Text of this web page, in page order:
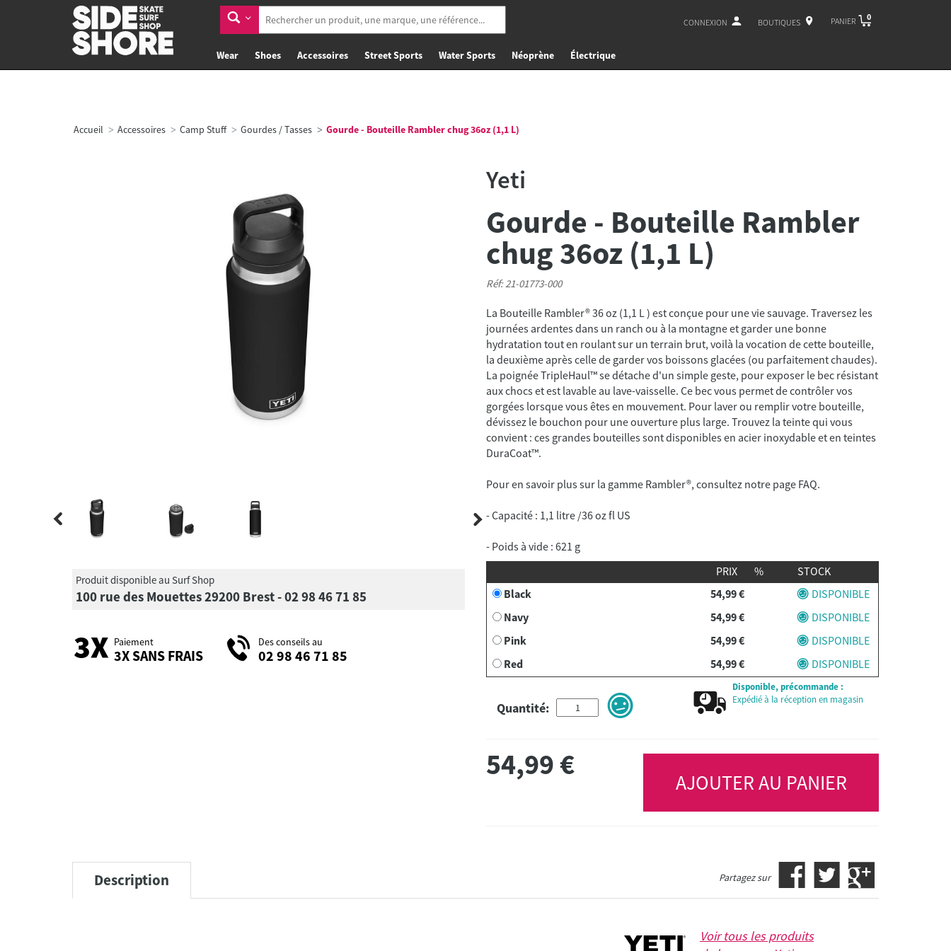
CONNEXION BOUTIQUES PANIER 0
Wear Shoes Accessoires Street Sports Water Sports Néoprène Électrique
Accueil Accessoires Camp Stuff Gourdes / Tasses Gourde - Bouteille Rambler chug 36oz (1,1 L)
Produit disponible au Surf Shop
100 rue des Mouettes 29200 Brest - 02 98 46 71 85
Paiement
3X SANS FRAIS
Des conseils au
02 98 46 71 85
Yeti
Gourde - Bouteille Rambler
chug 36oz (1,1 L)
Réf: 21-01773-000
La Bouteille Rambler® 36 oz (1,1 L ) est conçue pour une vie sauvage. Traversez les
journées ardentes dans un ranch ou à la montagne et garder une bonne
hydratation tout en roulant sur un terrain brut, voilà la vocation de cette bouteille,
la deuxième après celle de garder vos boissons glacées (ou parfaitement chaudes).
La poignée TripleHaul™ se détache d'un simple geste, pour exposer le bec résistant
aux chocs et est lavable au lave-vaisselle. Ce bec vous permet de contrôler vos
gorgées lorsque vous êtes en mouvement. Pour laver ou remplir votre bouteille,
dévissez le bouchon pour une ouverture plus large. Trouvez la teinte qui vous
convient : ces grandes bouteilles sont disponibles en acier inoxydable et en teintes
DuraCoat™.
Pour en savoir plus sur la gamme Rambler®, consultez notre page FAQ.
- Capacité : 1,1 litre /36 oz fl US
- Poids à vide : 621 g
PRIX
%
STOCK
Black
54,99 €
DISPONIBLE
Navy
54,99 €
DISPONIBLE
Pink
54,99 €
DISPONIBLE
Red
54,99 € DISPONIBLE
Quantité:
Disponible, précommande :
Expédié à la réception en magasin
54,99€
AJOUTER AU PANIER
Partagez sur
Description
Voir tous les produits